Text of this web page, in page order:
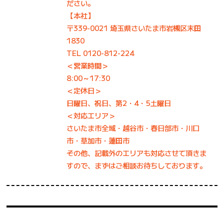
ださい。
【本社】
〒339-0021 埼玉県さいたま市岩槻区末田
1830
TEL 0120-812-224
＜営業時間＞
8:00～17:30
＜定休日＞
日曜日、祝日、第2・4・5土曜日
＜対応エリア＞
さいたま市全域・越谷市・春日部市・川口
市・草加市・蓮田市
その他、記載外のエリアも対応させて頂きま
すので、まずはご相談お待ちしております。